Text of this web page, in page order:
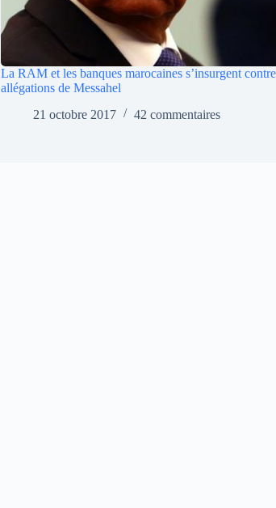
La RAM et les banques marocaines s’insurgent
allégations de Messahel
21 octobre 2017
42 commentaires